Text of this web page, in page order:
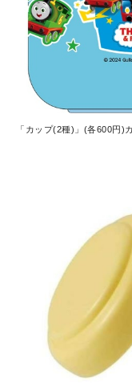
「カップ(2種)」(各600円)